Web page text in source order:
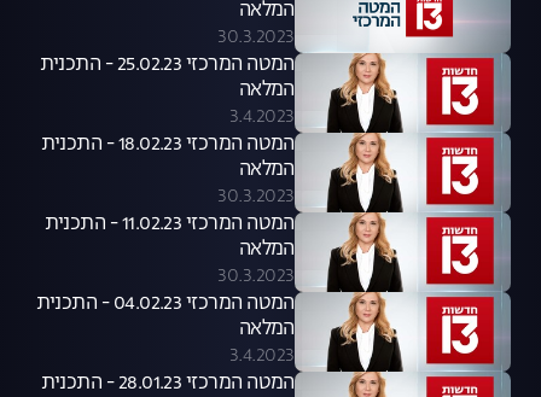
המלאה
30.3.2023
המטה המרכזי 25.02.23 - התכנית
המלאה
3.4.2023
המטה המרכזי 18.02.23 - התכנית
המלאה
30.3.2023
המטה המרכזי 11.02.23 - התכנית
המלאה
30.3.2023
המטה המרכזי 04.02.23 - התכנית
המלאה
3.4.2023
המטה המרכזי 28.01.23 - התכנית